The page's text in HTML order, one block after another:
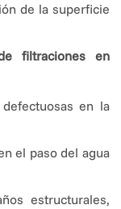
de la superficie
filtraciones en
en la
el paso del agua
estructurales,